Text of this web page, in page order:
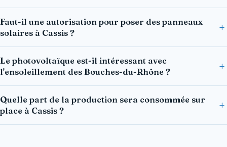
Faut-il une autorisation pour poser des panneaux
solaires à Cassis ?
Le photovoltaïque est-il intéressant avec
l'ensoleillement des Bouches-du-Rhône ?
Quelle part de la production sera consommée sur
place à Cassis ?